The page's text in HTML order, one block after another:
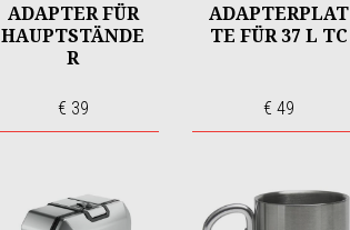
ADAPTER FÜR
HAUPTSTÄNDE
R
€ 39
ADAPTERPLAT
TE FÜR 37 L TC
€ 49